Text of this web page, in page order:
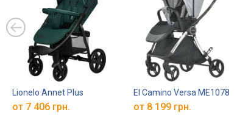
Lionelo Annet Plus
от 7 406 грн.
El Camino Versa ME1078
от 8 199 грн.